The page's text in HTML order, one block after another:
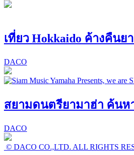
เที่ยว Hokkaido ค้างคืนย
DACO
สยามดนตรียามาฮ่า ค้นห
DACO
© DACO CO.,LTD. ALL RIGHTS